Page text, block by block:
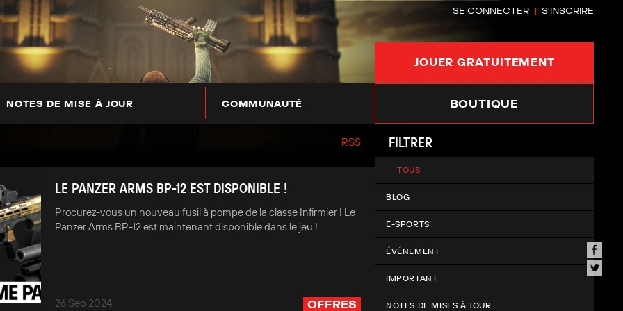
SE CONNECTER S'INSCRIRE
JOUER GRATUITEMENT
NOTES DE MISE À JOUR COMMUNAUTÉ BOUTIQUE
RSS
LE PANZER ARMS BP-12 EST DISPONIBLE !
Procurez-vous un nouveau fusil à pompe de la classe Infirmier ! Le
Panzer Arms BP-12 est maintenant disponible dans le jeu !
26 Sep 2024 OFFRES
FILTRER
TOUS
BLOG
E-SPORTS
ÉVÉNEMENT
IMPORTANT
NOTES DE MISES À JOUR